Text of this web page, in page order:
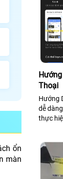
ổn
màn
Thoại
Hướng
dễ
thực